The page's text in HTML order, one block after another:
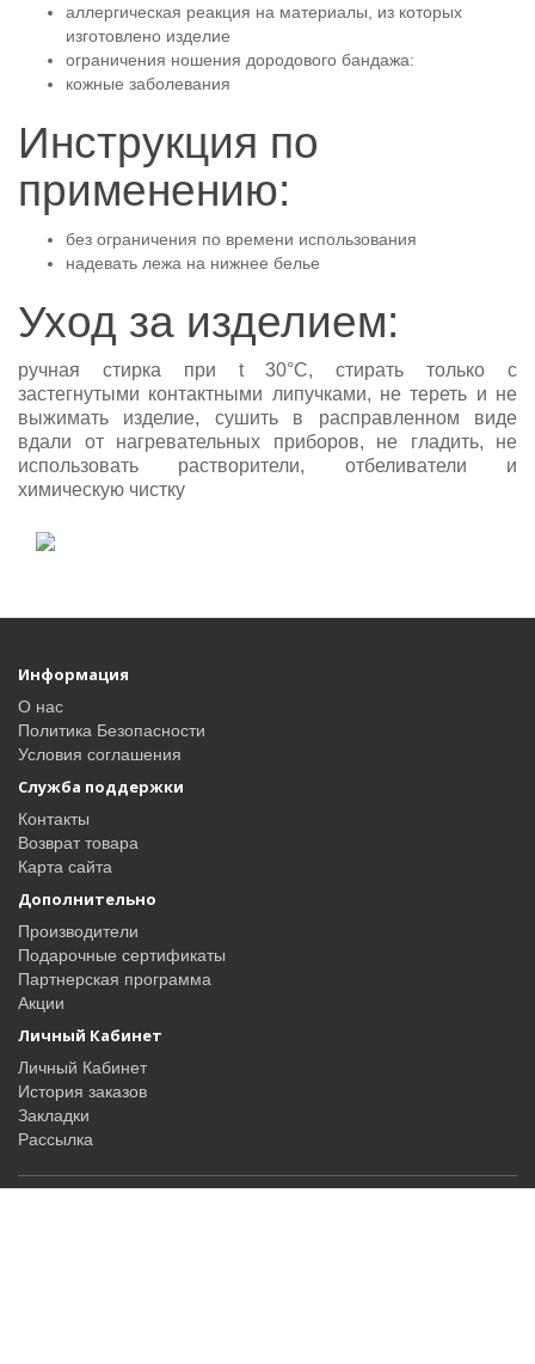
аллергическая реакция на материалы, из которых
изготовлено изделие
ограничения ношения дородового бандажа:
кожные заболевания
Инструкция по
применению:
без ограничения по времени использования
надевать лежа на нижнее белье
Уход за изделием:
ручная стирка при t 30°С, стирать только с
застегнутыми контактными липучками, не тереть и не
выжимать изделие, сушить в расправленном виде
вдали от нагревательных приборов, не гладить, не
использовать растворители, отбеливатели и
химическую чистку
Информация
О нас
Политика Безопасности
Условия соглашения
Служба поддержки
Контакты
Возврат товара
Карта сайта
Дополнительно
Производители
Подарочные сертификаты
Партнерская программа
Акции
Личный Кабинет
Личный Кабинет
История заказов
Закладки
Рассылка